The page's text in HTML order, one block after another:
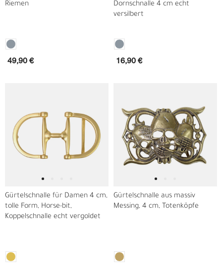
Riemen
49,90 €
Dornschnalle 4 cm echt
versilbert
16,90 €
Gürtelschnalle für Damen 4 cm,
tolle Form, Horse-bit,
Koppelschnalle echt vergoldet
Gürtelschnalle aus massiv
Messing, 4 cm, Totenköpfe